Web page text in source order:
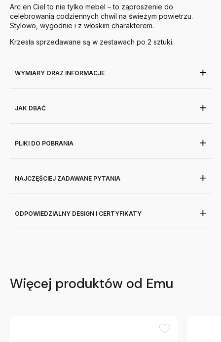
Arc en Ciel to nie tylko mebel – to zaproszenie do
celebrowania codziennych chwil na świeżym powietrzu.
Stylowo, wygodnie i z włoskim charakterem.
Krzesła sprzedawane są w zestawach po 2 sztuki.
WYMIARY ORAZ INFORMACJE
JAK DBAĆ
PLIKI DO POBRANIA
NAJCZĘŚCIEJ ZADAWANE PYTANIA
ODPOWIEDZIALNY DESIGN I CERTYFIKATY
Więcej produktów od Emu